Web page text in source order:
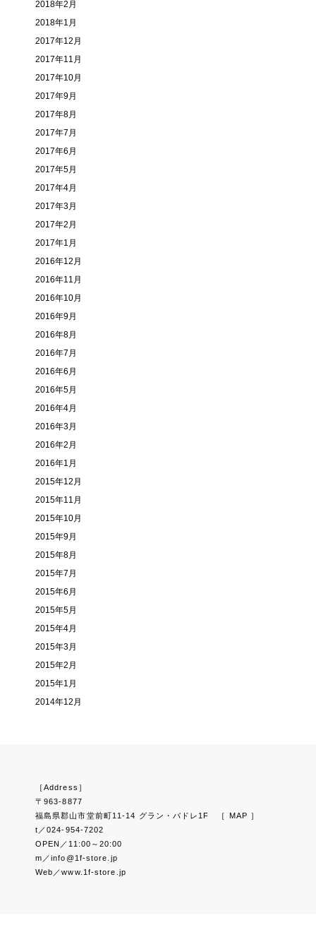
2018年2月
2018年1月
2017年12月
2017年11月
2017年10月
2017年9月
2017年8月
2017年7月
2017年6月
2017年5月
2017年4月
2017年3月
2017年2月
2017年1月
2016年12月
2016年11月
2016年10月
2016年9月
2016年8月
2016年7月
2016年6月
2016年5月
2016年4月
2016年3月
2016年2月
2016年1月
2015年12月
2015年11月
2015年10月
2015年9月
2015年8月
2015年7月
2015年6月
2015年5月
2015年4月
2015年3月
2015年2月
2015年1月
2014年12月
［Address］
〒963-8877
福島県郡山市堂前町11-14 グラン・パドレ1F
［ MAP ］
t／024-954-7202
OPEN／11:00～20:00
m／info@1f-store.jp
Web／www.1f-store.jp